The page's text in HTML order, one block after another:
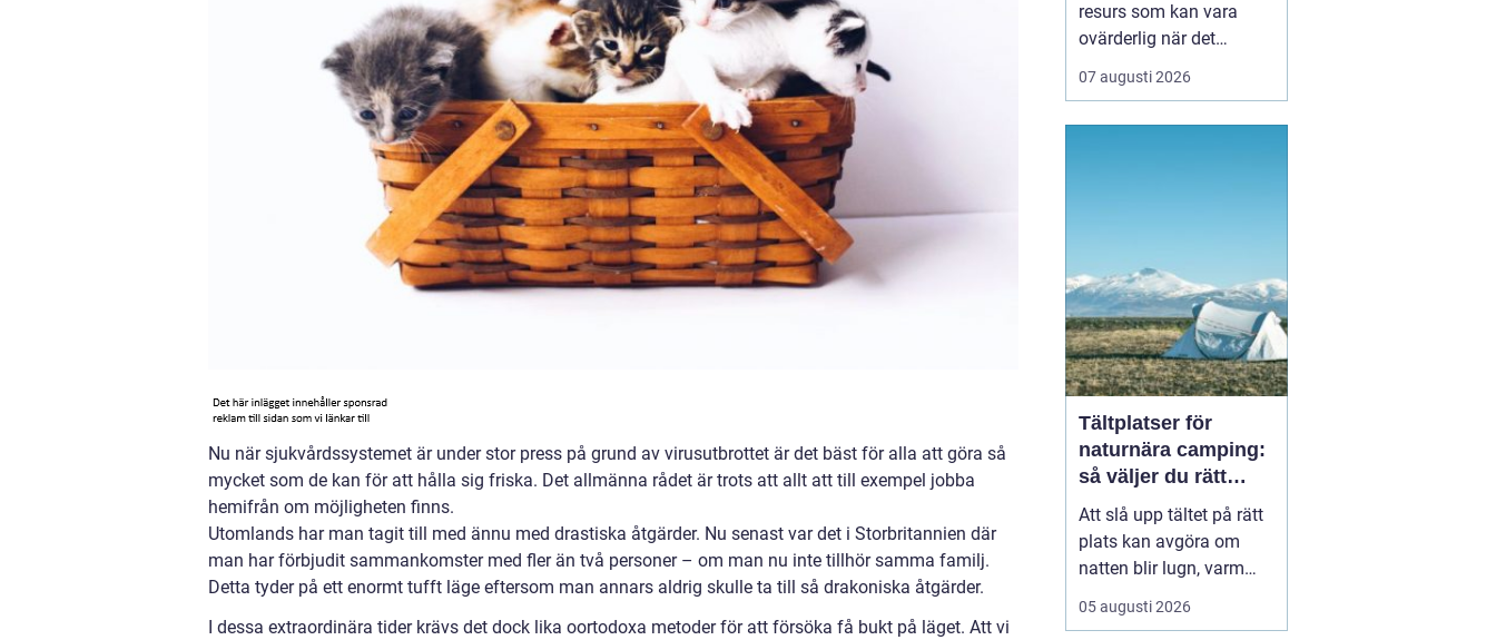
Nu när sjukvårdssystemet är under stor press på grund av virusutbrottet är det bäst för alla att göra så
mycket som de kan för att hålla sig friska. Det allmänna rådet är trots att allt att till exempel jobba
hemifrån om möjligheten finns.
Utomlands har man tagit till med ännu med drastiska åtgärder. Nu senast var det i Storbritannien där
man har förbjudit sammankomster med fler än två personer – om man nu inte tillhör samma familj.
Detta tyder på ett enormt tufft läge eftersom man annars aldrig skulle ta till så drakoniska åtgärder.
I dessa extraordinära tider krävs det dock lika oortodoxa metoder för att försöka få bukt på läget. Att vi
resurs som kan vara
ovärderlig när det
uppstår problem eller
utmaningar inom
07 augusti 2026
Tältplatser för
naturnära camping:
så väljer du rätt
plats
Att slå upp tältet på rätt
plats kan avgöra om
natten blir lugn, varm
och trivsam eller kall,
blöt och stökig. När fler
05 augusti 2026